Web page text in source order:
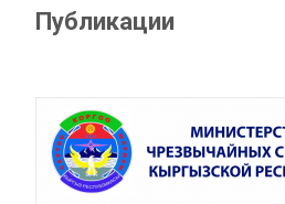
Публикации